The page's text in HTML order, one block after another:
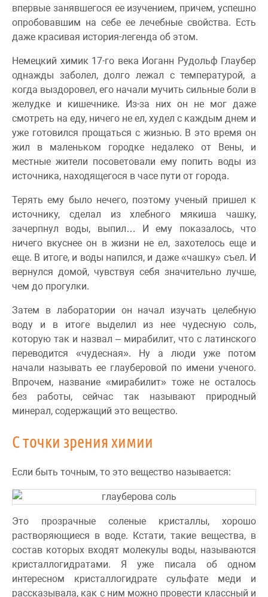
впервые занявшегося ее изучением, причем, успешно
опробовавшим на себе ее лечебные свойства. Есть
даже красивая история-легенда об этом.
Немецкий химик 17-го века Иоганн Рудольф Глаубер
однажды заболел, долго лежал с температурой, а
когда выздоровел, его начали мучить сильные боли в
желудке и кишечнике. Из-за них он не мог даже
смотреть на еду, ничего не ел, худел с каждым днем и
уже готовился прощаться с жизнью. В это время он
жил в маленьком городке недалеко от Вены, и
местные жители посоветовали ему попить воды из
источника, находящегося в часе пути от города.
Терять ему было нечего, поэтому ученый пришел к
источнику, сделал из хлебного мякиша чашку,
зачерпнул воды, выпил… И ему показалось, что
ничего вкуснее он в жизни не ел, захотелось еще и
еще. В итоге, и воды напился, и даже «чашку» съел. И
вернулся домой, чувствуя себя значительно лучше,
чем до прогулки.
Затем в лаборатории он начал изучать целебную
воду и в итоге выделил из нее чудесную соль,
которую так и назвал – мирабилит, что с латинского
переводится «чудесная». Ну а люди уже потом
начали называть ее глауберовой по имени ученого.
Впрочем, название «мирабилит» тоже не осталось
без работы, сейчас так называют природный
минерал, содержащий это вещество.
С точки зрения химии
Если быть точным, то это вещество называется:
Это прозрачные соленые кристаллы, хорошо
растворяющиеся в воде. Кстати, такие вещества, в
состав которых входят молекулы воды, называются
кристаллогидратами. Я уже писала об одном
интересном кристаллогидрате сульфате меди и
рассказывала, как с ним можно провести классный и